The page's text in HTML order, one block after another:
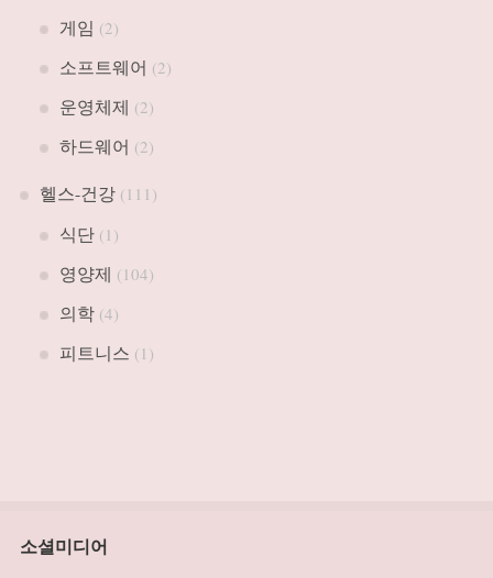
게임 (2)
소프트웨어 (2)
운영체제 (2)
하드웨어 (2)
헬스-건강(111)
식단(1)
영양제 (104)
의학(4)
피트니스 (1)
소셜미디어